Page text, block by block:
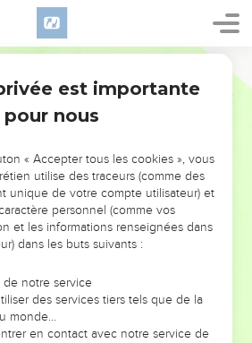
PAS L’ÉVÉNEMENT
L’ANNÉE !
POUVAIENT VOUS ÉVITER LES
VOTRES ?
on voit moins les doutes, les erreurs
qu'ils ont traversés, alors même que ce
qui les ont façonnés.
est importante
pour nous
« Accepter tous les cookies », vous
utilise des traceurs (comme des
unique de votre compte utilisateur) et
personnel (comme vos
et les informations renseignées dans
dans les buts suivants :
de notre service
des services tiers tels que de la
monde…
en contact avec notre service de